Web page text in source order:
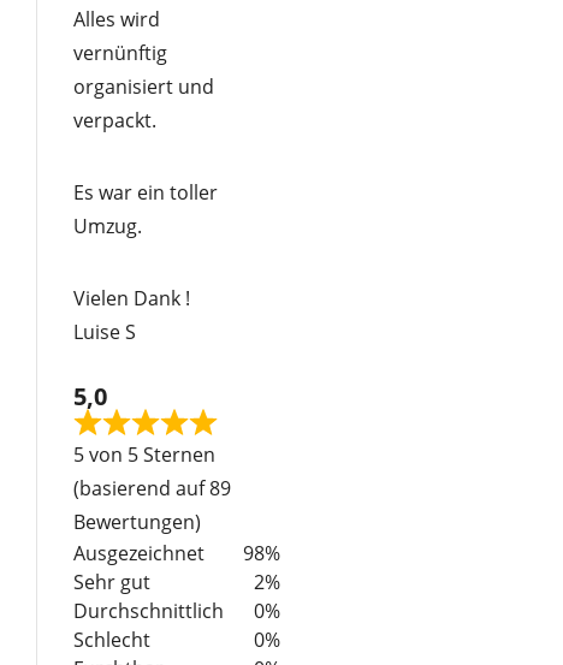
5
Alles wird
vernünftig
organisiert und
verpackt.
Es war ein toller
Umzug.
Vielen Dank !
Luise S
5,0
Rated
of
5
5 von 5 Sternen
(basierend auf 89
Bewertungen)
Ausgezeichnet
98%
Sehr gut
2%
Durchschnittlich
0%
Schlecht
0%